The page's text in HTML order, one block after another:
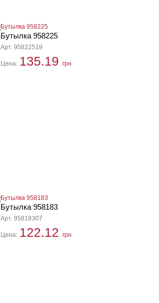
Бутылка 958225
Арт. 95822519
Цена: 135.19 грн
Бутылка 958183
Арт. 95818307
Цена: 122.12 грн